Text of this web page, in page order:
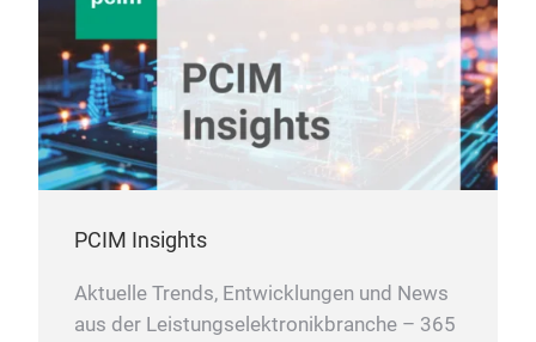
PCIM Insights
Aktuelle Trends, Entwicklungen und News
aus der Leistungselektronikbranche – 365